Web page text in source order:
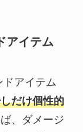
アイテム
ドアイテム
だけ個性的
、ダメージ